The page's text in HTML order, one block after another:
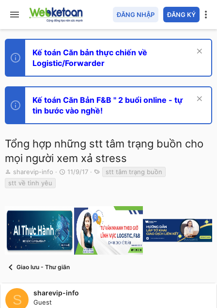
ĐĂNG NHẬP ĐĂNG KÝ
Kế toán Căn bản thực chiến về
Logistic/Forwarder
Kế toán Căn Bản F&B " 2 buổi online - tự
tin bước vào nghề!
Tổng hợp những stt tâm trạng buồn cho
mọi người xem xả stress
T
h
r
s
t
r
sharevip-info
N
i
11/9/17
ừ
a
stt tâm trạng buồn
stt về tình yêu
Giao lưu - Thư giãn
S sharevip-info
Guest